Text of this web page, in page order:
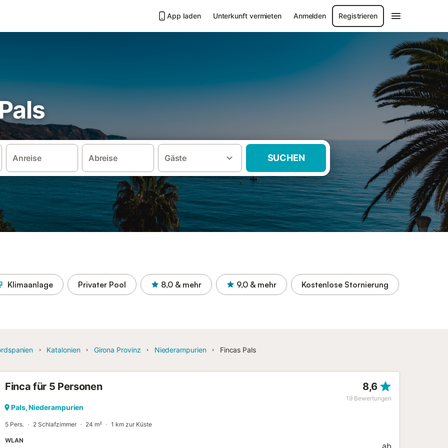
App laden Unterkunft vermieten Anmelden Registrieren
Anreise Abreise Gäste SUCHEN
Klimaanlage Privater Pool 8,0 & mehr 9,0 & mehr Kostenlose Stornierung
Katalonien Girona Provinz Niederampurien Fincas Pals
Finca für 5 Personen 8,6
19 Bewertungen
Pals, Niederampurien
5 Pers. 2 Schlafzimmer 24 m² 1 km zur Küste
WLAN
ab